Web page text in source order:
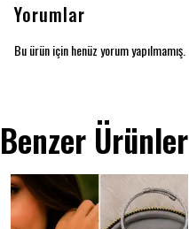
Yorumlar
Bu ürün için henüz yorum yapılmamış.
Benzer Ürünler